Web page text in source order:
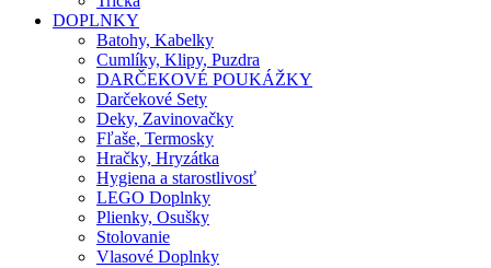
DOPLNKY
Batohy, Kabelky
Cumlíky, Klipy, Puzdra
DARČEKOVÉ POUKÁŽKY
Darčekové Sety
Deky, Zavinovačky
Fľaše, Termosky
Hračky, Hryzátka
Hygiena a starostlivosť
LEGO Doplnky
Plienky, Osušky
Stolovanie
Vlasové Doplnky